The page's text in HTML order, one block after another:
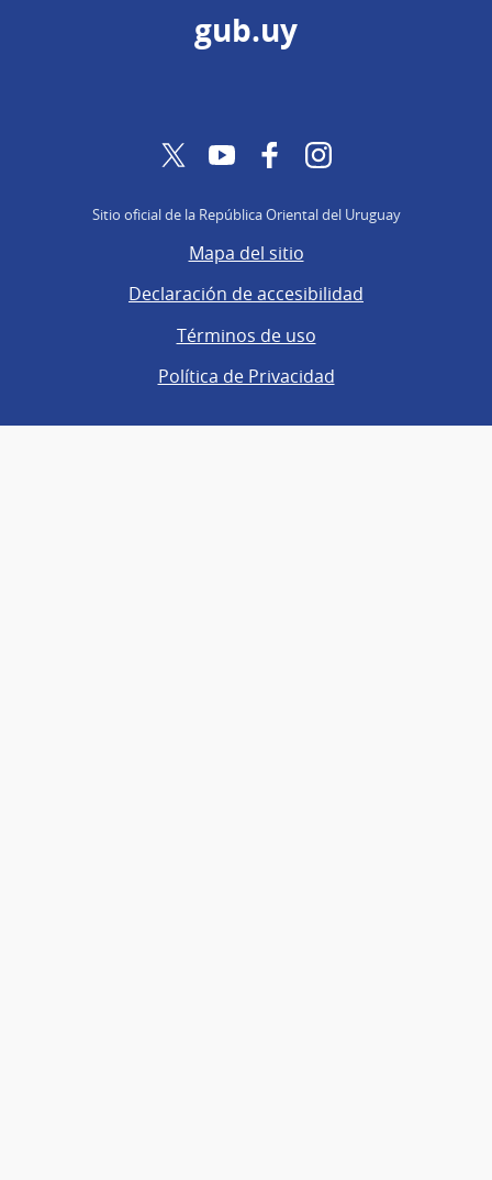
gub.uy
TwitterYouTubeFacebookInstagram
Sitio oficial de la República Oriental del Uruguay
Mapa del sitio
Declaración de accesibilidad
Términos de uso
Política de Privacidad